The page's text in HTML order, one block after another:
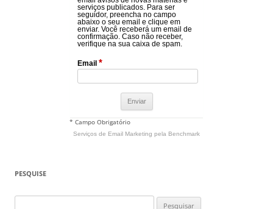
serviços publicados. Para ser
seguidor, preencha no campo
abaixo o seu email e clique em
enviar. Você receberá um email de
confirmação. Caso não receber,
verifique na sua caixa de spam.
Email *
* Campo Obrigatório
Serviços de Email Marketing pela Benchmark
PESQUISE